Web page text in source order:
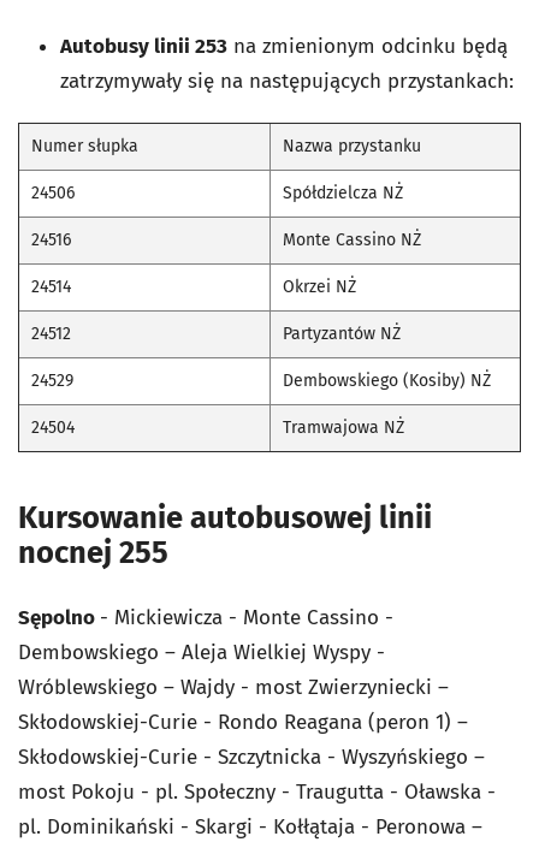
Autobusy linii 253 na zmienionym odcinku będą
zatrzymywały się na następujących przystankach:
Numer słupka Nazwa przystanku
24506 Spółdzielcza NŻ
24516 Monte Cassino NŻ
24514 Okrzei NŻ
24512 Partyzantów NŻ
24529 Dembowskiego (Kosiby) NŻ
24504 Tramwajowa NŻ
Kursowanie autobusowej linii
nocnej 255
Sępolno - Mickiewicza - Monte Cassino -
Dembowskiego – Aleja Wielkiej Wyspy -
Wróblewskiego – Wajdy - most Zwierzyniecki –
Skłodowskiej-Curie - Rondo Reagana (peron 1) –
Skłodowskiej-Curie - Szczytnicka - Wyszyńskiego –
most Pokoju - pl. Społeczny - Traugutta - Oławska -
pl. Dominikański - Skargi - Kołłątaja - Peronowa –